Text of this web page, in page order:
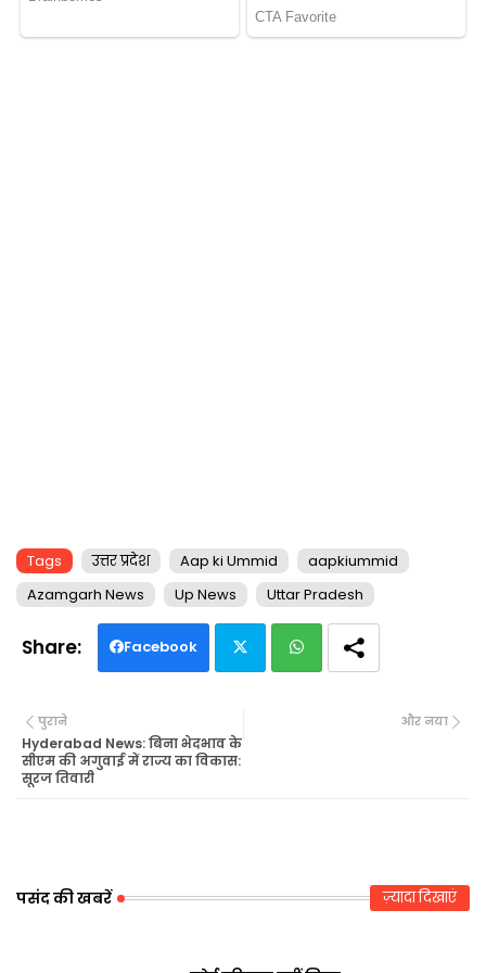
Tags उत्तर प्रदेश Aap ki Ummid
aapkiummid
Azamgarh News
Up News Uttar Pradesh
Facebook
tte
और नया
पुराने
Hyderabad News: बिना भेदभाव के
सीएम की अगुवाई में राज्य का विकास:
सूरज तिवारी
पसंद की खबरें ज़्यादा दिखाएं